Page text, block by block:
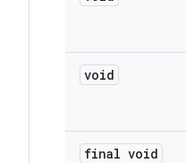
void
final void